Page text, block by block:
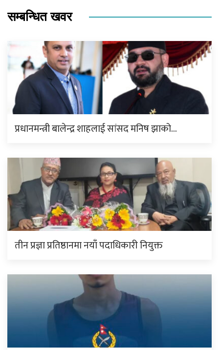
सम्बन्धित खवर
प्रधानमन्त्री बालेन्द्र शाहलाई सांसद मनिष झाको…
तीन प्रज्ञा प्रतिष्ठानमा नयाँ पदाधिकारी नियुक्त